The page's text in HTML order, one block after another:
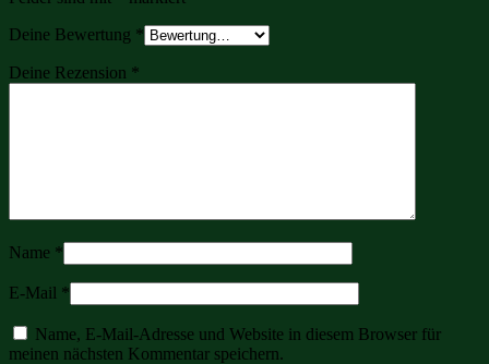
Deine Bewertung *
Deine Rezension *
Name *
E-Mail *
Name, E-Mail-Adresse und Website in diesem Browser für
meinen nächsten Kommentar speichern.